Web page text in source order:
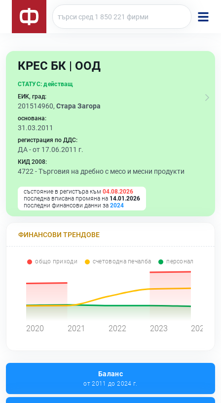
КРЕС БК | ООД
СТАТУС: действащ
ЕИК, град:
201514960, Стара Загора
основана:
31.03.2011
регистрация по ДДС:
ДА - от 17.06.2011 г.
КИД 2008:
4722 -Търговия на дребно с месо и месни продукти
състояние в регистъра към 04.08.2026
последна вписана промяна на 14.01.2026
последни финансови данни за 2024
ФИНАНСОВИ ТРЕНДОВЕ
общо приходи счетоводна печалба персонал
2020 2021 2022 2023 2024
Баланс
от 2011 до 2024 г.